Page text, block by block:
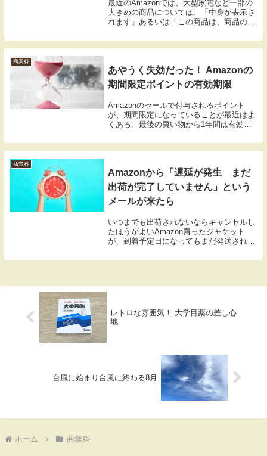
最近のAmazonでは、大型家電など一部の
大きめの商品については、「中身が表示さ
れます」あるいは「この商品は、商品の外
うになっているようだ。これまでも一部の
商品ページで「外箱に宛先を直接貼付して
商業科
あやうく失効だった！ Amazonの
期間限定ポイントの有効期限
Amazonのセールで付与されるポイント
が、期間限定になっていることが最近はよ
くある。最後の買い物から1年間は有効だ
てしまう。調べてみたら、期間限定ポイン
トは「ポイント付与の翌月末」が期限にな
商業科
Amazonから「遅延が発生 まだ
出荷が完了していません」という
メールが来たら
いつまでも出荷されないならキャンセルし
たほうがよいAmazon買ったジャケット
が、到着予定日になってもまだ発送されま
ようです。その日の夜には、「遅延が発
レトロな雰囲気！ 大学目薬の差し心
地
台風に始まり台風に終わる8月
ホーム 商業科